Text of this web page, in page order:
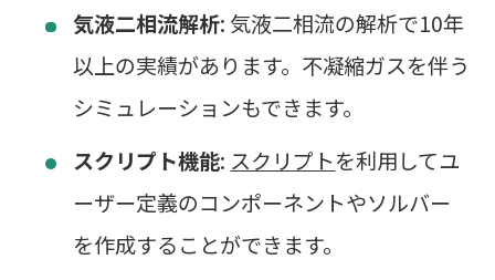
気液二相流解析: 気液二相流の解析で10年
以上の実績があります。不凝縮ガスを伴う
シミュレーションもできます。
スクリプト機能: スクリプトを利用してユ
ーザー定義のコンポーネントやソルバー
を作成することができます。